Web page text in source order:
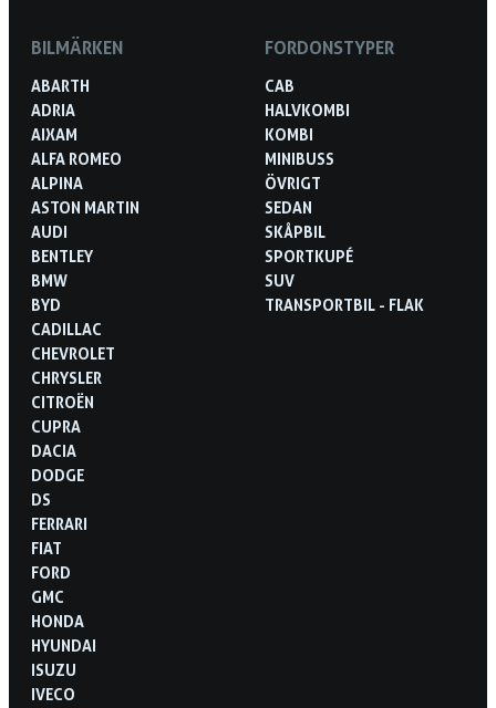
BILMÄRKEN
ABARTH
ADRIA
AIXAM
ALFA ROMEO
ALPINA
ASTON MARTIN
AUDI
BENTLEY
BMW
BYD
CADILLAC
CHEVROLET
CHRYSLER
CITROËN
CUPRA
DACIA
DODGE
DS
FERRARI
FIAT
FORD
GMC
HONDA
HYUNDAI
ISUZU
IVECO
FORDONSTYPER
CAB
HALVKOMBI
KOMBI
MINIBUSS
ÖVRIGT
SEDAN
SKÅPBIL
SPORTKUPÉ
SUV
TRANSPORTBIL - FLAK